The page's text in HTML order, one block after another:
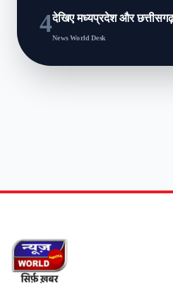
4देखिए मध्यप्रदेश और
News World Desk